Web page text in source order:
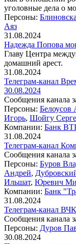
уголовные дела о
Персоны:
Аяз
31.08.2024
Надежда Попова
Главу Центра
домашний арест.
31.08.2024
Телеграм-канал
30.08.2024
Сообщения канала
Персоны: Белоусов
Игорь, Шойгу
Компании: Банк
31.08.2024
Телеграм-канал
Сообщения канала
Персоны: Буров
Андрей,
Ильшат, Юревич
Компании: Банк
31.08.2024
Телеграм-канал
Сообщения канала
Персоны: Дуров
30.08.2024